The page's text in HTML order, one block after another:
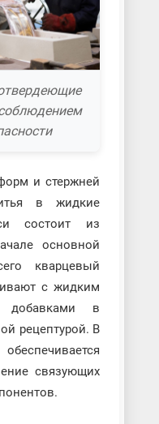
и стержней
в жидкие
состоит из
основной
кварцевый
с жидким
добавками в
рецептурой. В
связующих